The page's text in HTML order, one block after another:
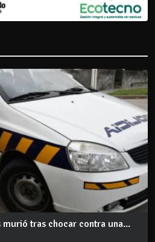
tras chocar contra una...